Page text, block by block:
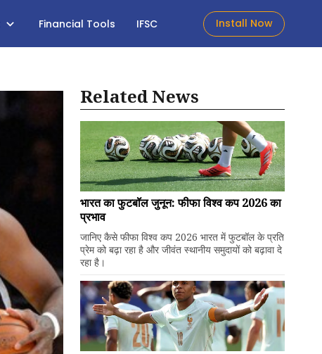
Financial Tools IFSC Install Now
Related News
भारत का फुटबॉल जुनून: फीफा विश्व कप 2026 का
प्रभाव
जानिए कैसे फीफा विश्व कप 2026 भारत में फुटबॉल के प्रति
प्रेम को बढ़ा रहा है और जीवंत स्थानीय समुदायों को बढ़ावा दे
रहा है।